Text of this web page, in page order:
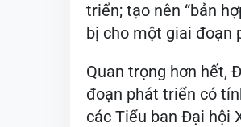
triển; tạo nên “bản
bị cho một giai đoạn
Quan trọng hơn hết,
đoạn phát triển có
các Tiểu ban Đại hội